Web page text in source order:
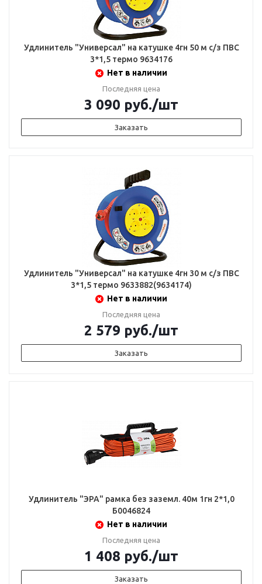
Удлинитель "Универсал" на катушке 4гн 50 м с/з ПВС
3*1,5 термо 9634176
Нет в наличии
Последняя цена
3 090 руб./шт
Заказать
Удлинитель "Универсал" на катушке 4гн 30 м с/з ПВС
3*1,5 термо 9633882(9634174)
Нет в наличии
Последняя цена
2 579 руб./шт
Заказать
Удлинитель "ЭРА" рамка без заземл. 40м 1гн 2*1,0
Б0046824
Нет в наличии
Последняя цена
1 408 руб./шт
Заказать